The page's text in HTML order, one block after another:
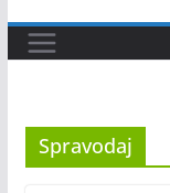
Spravodaj